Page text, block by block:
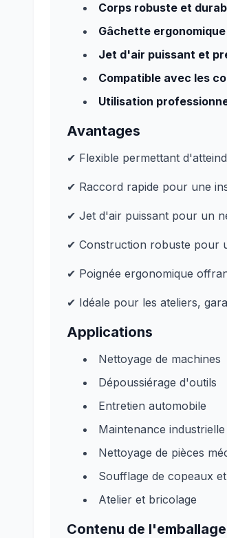
Corps robuste et
Gâchette ergonomique
Jet d'air puissant et
Compatible avec les
Utilisation
Avantages
✔ Flexible permettant
✔ Raccord rapide pour une
✔ Jet d'air puissant pour un
✔ Construction robuste pour
✔ Poignée ergonomique
✔ Idéale pour les ateliers,
Applications
Nettoyage de machines
Dépoussiérage d'outils
Entretien automobile
Maintenance industrielle
Nettoyage de pièces
Soufflage de copeaux
Atelier et bricolage
Contenu de l'emballage